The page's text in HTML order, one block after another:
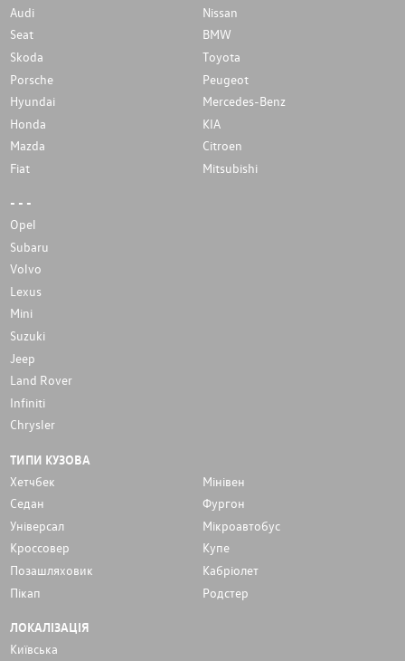
Audi
Nissan
Seat
BMW
Skoda
Toyota
Porsche
Peugeot
Hyundai
Mercedes-Benz
Honda
KIA
Mazda
Citroen
Fiat
Mitsubishi
- - -
Opel
Subaru
Volvo
Lexus
Mini
Suzuki
Jeep
Land Rover
Infiniti
Chrysler
ТИПИ КУЗОВА
Хетчбек
Мінівен
Седан
Фургон
Унiверсал
Мікроавтобус
Кроссовер
Купе
Позашляховик
Кабріолет
Пікап
Родстер
ЛОКАЛІЗАЦІЯ
Київська